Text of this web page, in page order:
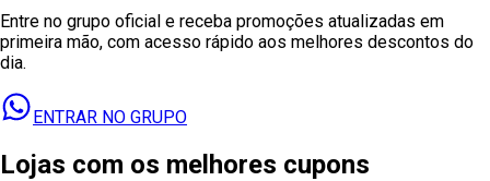
Entre no grupo oficial e receba promoções atualizadas em
primeira mão, com acesso rápido aos melhores descontos do
dia.
ENTRAR NO GRUPO
Lojas com os melhores cupons